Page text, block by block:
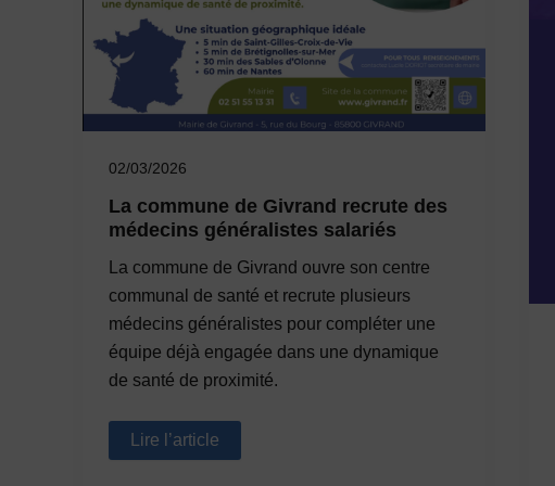
02/03/2026
La commune de Givrand recrute des
médecins généralistes salariés
La commune de Givrand ouvre son centre
communal de santé et recrute plusieurs
médecins généralistes pour compléter une
équipe déjà engagée dans une dynamique
de santé de proximité.
La
commune
Lire l’article